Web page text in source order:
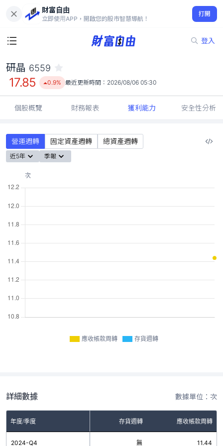
財富自由
立即使用APP，開啟您的股市智慧導航！
打開
登入
17.85
0.9%
研晶 6559
17.85 0.9% 最近更新時間： 2026/08/06 05:30
個股概覽 財務報表 獲利能力 安全性分析
營運週轉 固定資產週轉 總資產週轉
近5年 季報
應收帳款周轉 存貨週轉
詳細數據 數據單位：次
年度/季度 存貨週轉 應收帳款周轉
2024-Q4 無 11.44